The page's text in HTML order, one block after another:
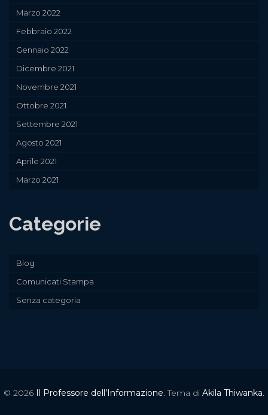
Marzo 2022
Febbraio 2022
Gennaio 2022
Dicembre 2021
Novembre 2021
Ottobre 2021
Settembre 2021
Agosto 2021
Aprile 2021
Marzo 2021
Categorie
Blog
Comunicati Stampa
Senza categoria
© 2026 Il Professore dell’Informazione. Tema di Akila Thiwanka.